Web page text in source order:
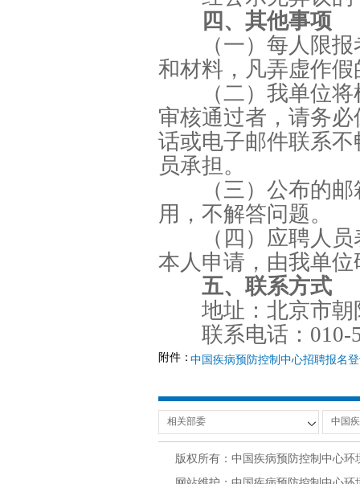
四、其他事项
（一）每人限
和材料，凡弄虚作
（二）我单位
审核通过者，请务
话或电子邮件联系
员承担。
（三）公布的
用，不解答问题。
（四）应聘人
本人申请，由我单
五、联系方式
地址：北京市
联系电话：010-
附件：中国疾病预防控制中心招聘报名
版权所有：中国疾病预防控制中心环